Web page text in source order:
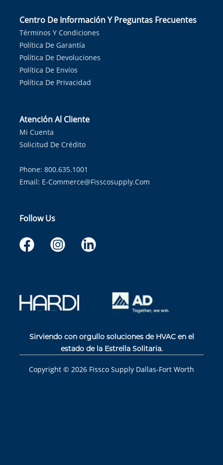
Centro De Información Y Preguntas Frecuentes
Términos Y Condiciones
Política De Garantía
Política De Devoluciones
Política De Envíos
Política De Privacidad
Atención Al Cliente
Mi Cuenta
Solicitud De Crédito
Phone: 800.635.1001
Email: E-Commerce@fisscosupply.com
Follow Us
Sirviendo con orgullo soluciones de HVAC en el
estado de la Estrella Solitaria.
Copyright © 2026 Fissco Supply Dallas-Fort Worth